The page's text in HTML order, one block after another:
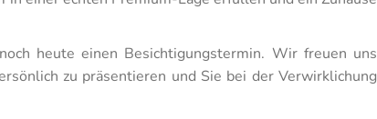
heute einen Besichtigungstermin. Wir freuen uns
zu präsentieren und Sie bei der Verwirklichung